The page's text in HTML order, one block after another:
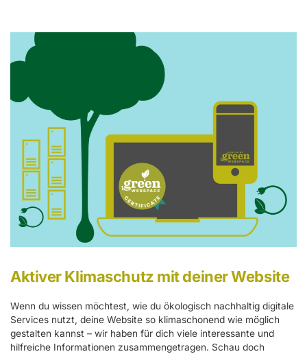
Aktiver Klimaschutz mit deiner Website
Wenn du wissen möchtest, wie du ökologisch nachhaltig digitale
Services nutzt, deine Website so klimaschonend wie möglich
gestalten kannst – wir haben für dich viele interessante und
hilfreiche Informationen zusammengetragen. Schau doch